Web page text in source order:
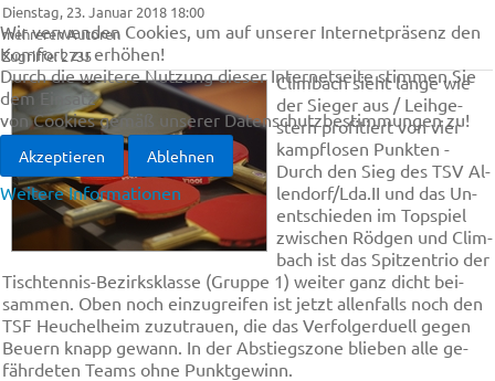
Dienstag, 23. Januar 2018 18:00
mehreren Autoren
Zugriffe: 2735
Clim­bach sieht lan­ge wie
der Sie­ger aus / Leih­ge­
stern pro­fi­tiert von vier
kampf­lo­sen Punk­ten -
Durch den Sieg des TSV Al­
len­dorf/Lda.II und das Un­
ent­schie­den im Top­spiel
zwi­schen Röd­gen und Clim­
bach ist das Spit­zen­trio der
Tisch­ten­nis-Be­zirks­klas­se (Grup­pe 1) wei­ter ganz dicht bei­
sam­men. Oben noch ein­zu­grei­fen ist jetzt al­len­falls noch den
TSF Heu­chel­heim zu­zu­trau­en, die das Ver­folg­er­du­ell ge­gen
Beu­ern knapp ge­wann. In der Ab­stiegs­zo­ne blie­ben al­le ge­
fähr­de­ten Te­ams oh­ne Punkt­ge­winn.
Wir verwenden Cookies, um auf unserer Internetpräsenz den
Komfort zu erhöhen!
Durch die weitere Nutzung dieser Internetseite stimmen Sie
dem Einsatz
von Cookies gemäß unserer Datenschutzbestimmungen zu!
Akzeptieren Ablehnen
Weitere Informationen